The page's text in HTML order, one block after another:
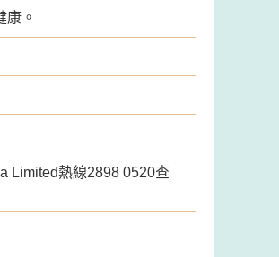
康。
Limited熱線2898 0520查